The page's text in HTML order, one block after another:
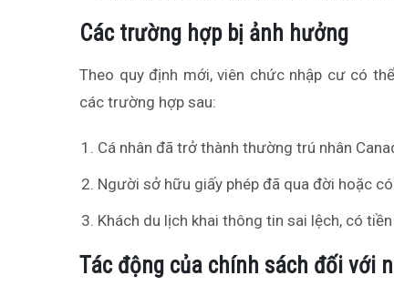
Các trường hợp bị ảnh hưởng
Theo quy định mới, viên chức nhập cư có
các trường hợp sau:
Cá nhân đã trở thành thường trú nhân
Người sở hữu giấy phép đã qua đời hoặc
Khách du lịch khai thông tin sai lệch, có
Tác động của chính sách đối với